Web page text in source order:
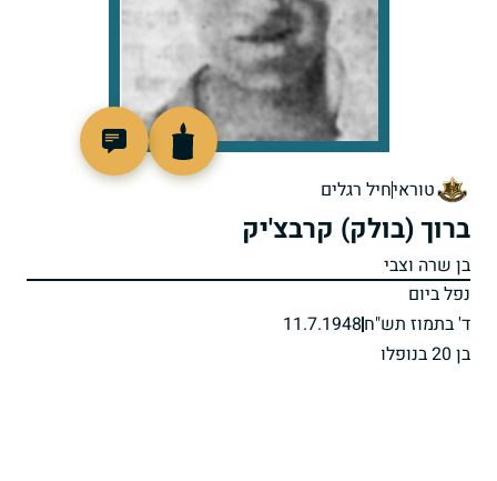
טוראיחיל רגלים
ברוך (בולק) קרבצ'יק
בן שרה וצבי
נפל ביום
ד' בתמוז תש"ח11.7.1948
בן 20 בנופלו